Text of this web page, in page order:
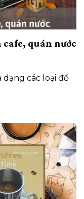
quán nước
các loại đồ